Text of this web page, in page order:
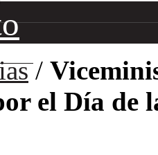
/
el Día de